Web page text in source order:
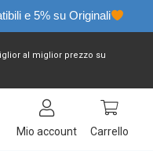
e 5% su Originali
al miglior prezzo su
Mio account Carrello